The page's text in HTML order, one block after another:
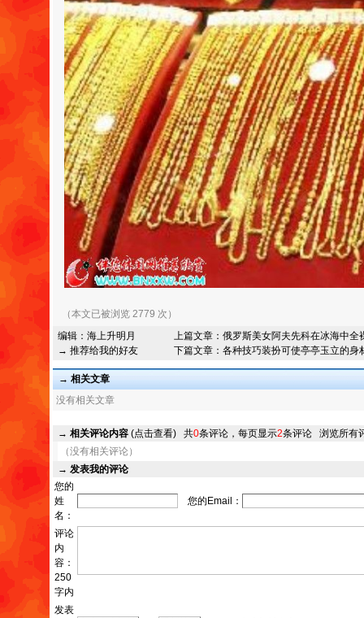
（本文已被浏览 2779 次）
编辑： 海上升明月
→ 推荐给我的好友
上篇文章： 俄罗斯美女阿夫先科在冰海中全
下篇文章： 各种技巧装扮可使亭亭玉立的身
→ 相关文章
没有相关文章
→ 相关评论内容 (点击查看) 共0条评论，每页显示2条评论 浏览所有
（没有相关评论）
→ 发表我的评论
您的
姓
名：
您的Email：
评论
内
容：
250
字内
发表